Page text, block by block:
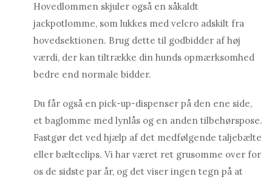
Hovedlommen skjuler også en såkaldt
jackpotlomme, som lukkes med velcro adskilt fra
hovedsektionen. Brug dette til godbidder af høj
værdi, der kan tiltrække din hunds opmærksomhed
bedre end normale bidder.
Du får også en pick-up-dispenser på den ene side,
et baglomme med lynlås og en anden tilbehørspose.
Fastgør det ved hjælp af det medfølgende taljebælte
eller bælteclips. Vi har været ret grusomme over for
os de sidste par år, og det viser ingen tegn på at